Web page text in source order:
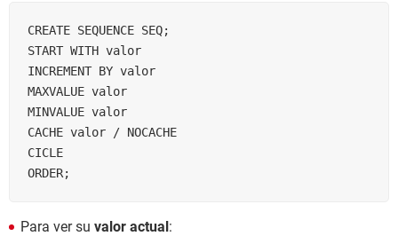
CREATE SEQUENCE SEQ;
START WITH valor
INCREMENT BY valor
MAXVALUE valor
MINVALUE valor
CACHE valor / NOCACHE
CICLE
Para ver su valor actual: